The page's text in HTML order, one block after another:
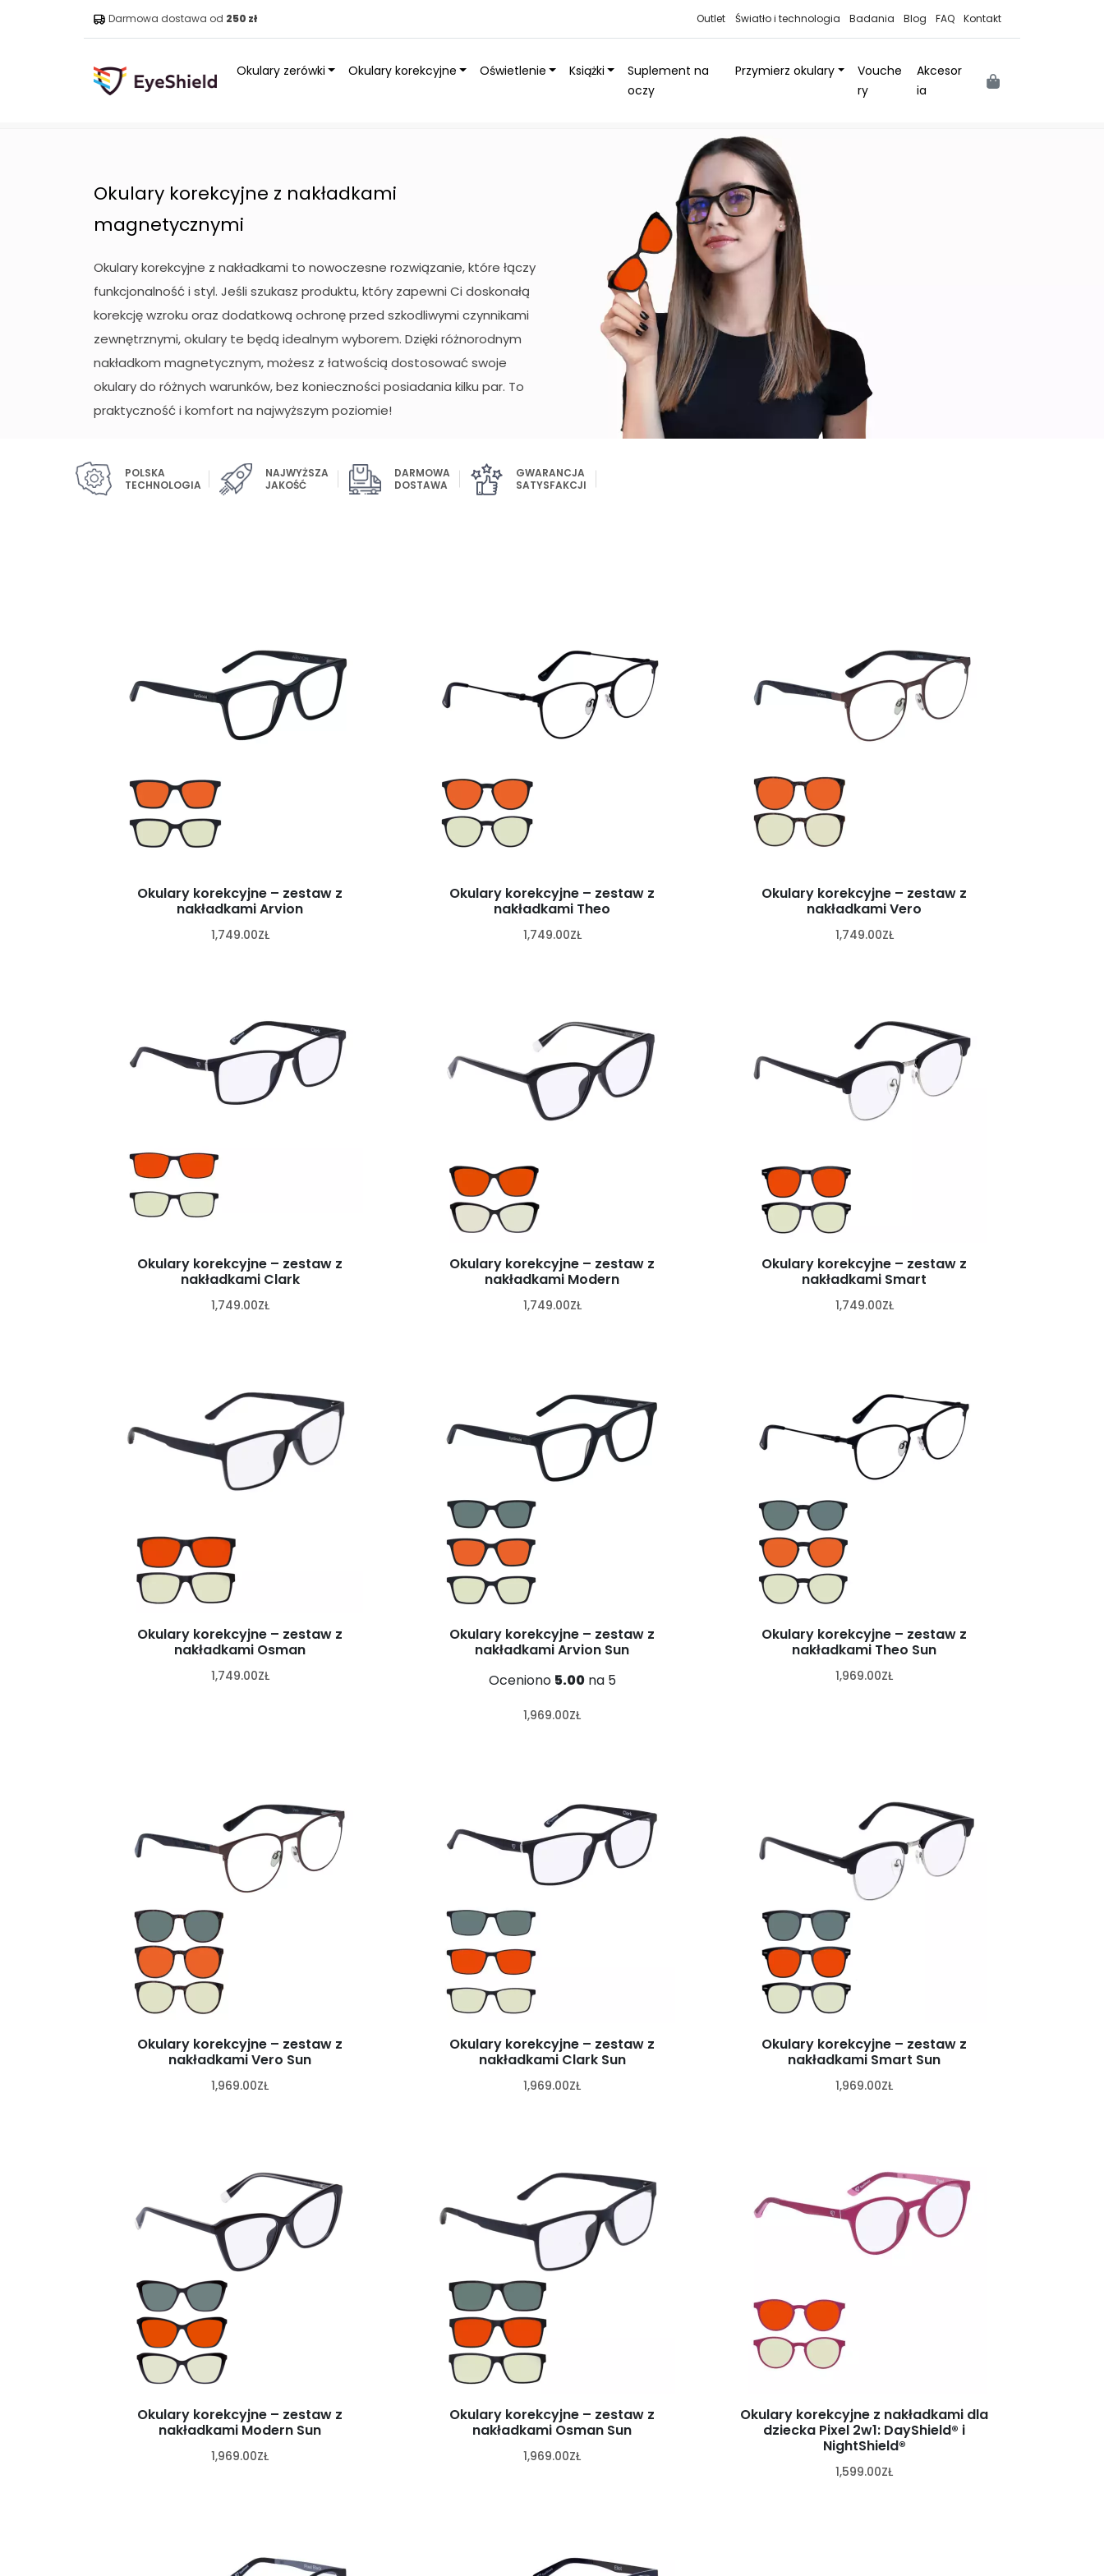
Darmowa dostawa od 250 zł Outlet Światło i technologia Badania Blog FAQ Kontakt
Okulary zerówki Okulary korekcyjne Oświetlenie Książki
Suplement na
oczy
Przymierz okulary
Vouche
ry
Akcesor
ia
Okulary korekcyjne z nakładkami
magnetycznymi
Okulary korekcyjne z nakładkami to nowoczesne rozwiązanie, które łączy
funkcjonalność i styl. Jeśli szukasz produktu, który zapewni Ci doskonałą
korekcję wzroku oraz dodatkową ochronę przed szkodliwymi czynnikami
zewnętrznymi, okulary te będą idealnym wyborem. Dzięki różnorodnym
nakładkom magnetycznym, możesz z łatwością dostosować swoje
okulary do różnych warunków, bez konieczności posiadania kilku par. To
praktyczność i komfort na najwyższym poziomie!
POLSKA
TECHNOLOGIA
NAJWYŻSZA
JAKOŚĆ
DARMOWA
DOSTAWA
GWARANCJA
SATYSFAKCJI
Okulary korekcyjne – zestaw z
nakładkami Arvion
1,749.00ZŁ
Okulary korekcyjne – zestaw z
nakładkami Theo
1,749.00ZŁ
Okulary korekcyjne – zestaw z
nakładkami Vero
1,749.00ZŁ
Okulary korekcyjne – zestaw z
nakładkami Clark
1,749.00ZŁ
Okulary korekcyjne – zestaw z
nakładkami Modern
1,749.00ZŁ
Okulary korekcyjne – zestaw z
nakładkami Smart
1,749.00ZŁ
Okulary korekcyjne – zestaw z
nakładkami Osman
1,749.00ZŁ
Okulary korekcyjne – zestaw z
nakładkami Arvion Sun
Oceniono 5.00na 5
1,969.00ZŁ
Okulary korekcyjne – zestaw z
nakładkami Theo Sun
1,969.00ZŁ
Okulary korekcyjne – zestaw z
nakładkami Vero Sun
1,969.00ZŁ
Okulary korekcyjne – zestaw z
nakładkami Clark Sun
1,969.00ZŁ
Okulary korekcyjne – zestaw z
nakładkami Smart Sun
1,969.00ZŁ
Okulary korekcyjne – zestaw z
nakładkami Modern Sun
1,969.00ZŁ
Okulary korekcyjne – zestaw z
nakładkami Osman Sun
1,969.00ZŁ
Okulary korekcyjne z nakładkami dla
dziecka Pixel 2w1: DayShield® i
NightShield®
1,599.00ZŁ